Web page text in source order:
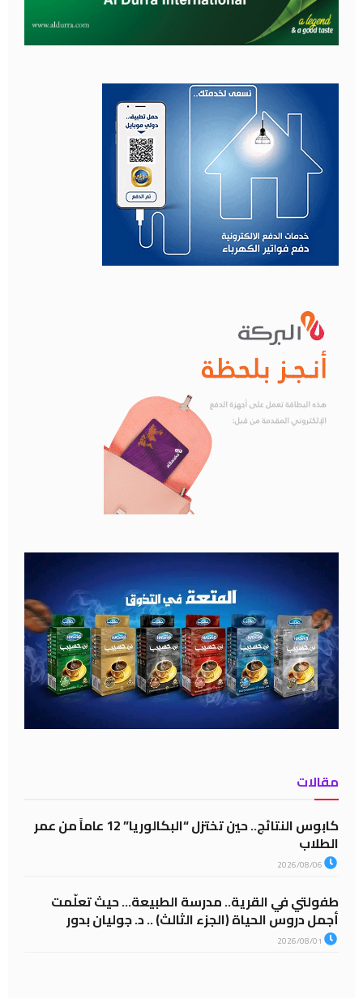
مقالات
كابوس النتائج.. حين تختزل “البكالوريا” 12 عاماً من عمر
الطلاب
طفولتي في القرية.. مدرسة الطبيعة… حيث تعلّمت
أجمل دروس الحياة (الجزء الثالث) .. د. جوليان بدور